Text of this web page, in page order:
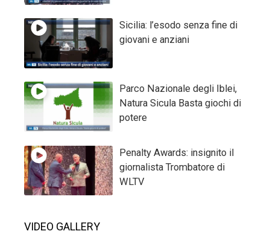
Sicilia: l’esodo senza fine di
giovani e anziani
Parco Nazionale degli Iblei,
Natura Sicula Basta giochi di
potere
Penalty Awards: insignito il
giornalista Trombatore di
WLTV
VIDEO GALLERY